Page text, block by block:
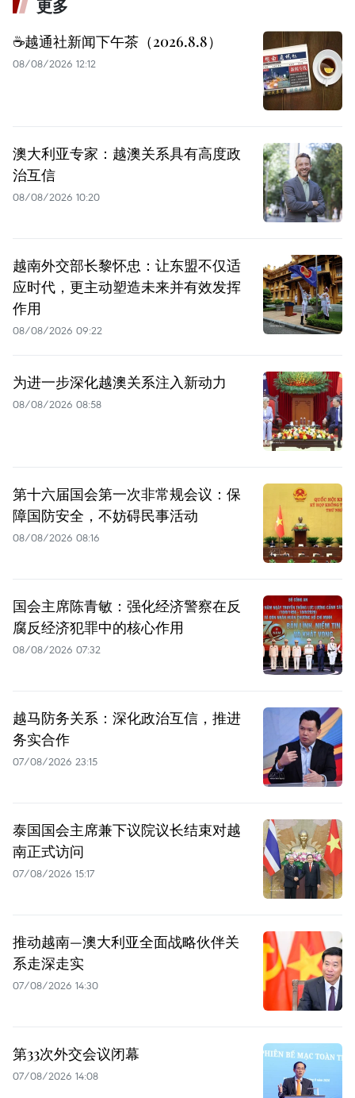
更多
☕️越通社新闻下午茶（2026.8.8）
08/08/2026 12:12
澳大利亚专家：越澳关系具有高度政
治互信
08/08/2026 10:20
越南外交部长黎怀忠：让东盟不仅适
应时代，更主动塑造未来并有效发挥
作用
08/08/2026 09:22
为进一步深化越澳关系注入新动力
08/08/2026 08:58
第十六届国会第一次非常规会议：保
障国防安全，不妨碍民事活动
08/08/2026 08:16
国会主席陈青敏：强化经济警察在反
腐反经济犯罪中的核心作用
08/08/2026 07:32
越马防务关系：深化政治互信，推进
务实合作
07/08/2026 23:15
泰国国会主席兼下议院议长结束对越
南正式访问
07/08/2026 15:17
推动越南—澳大利亚全面战略伙伴关
系走深走实
07/08/2026 14:30
第33次外交会议闭幕
07/08/2026 14:08